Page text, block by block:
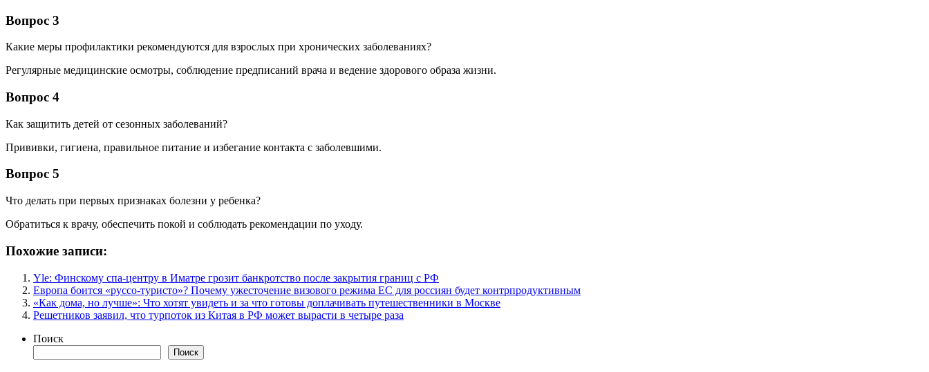
Вопрос 3
Какие меры профилактики рекомендуются для взрослых при хронических заболеваниях?
Регулярные медицинские осмотры, соблюдение предписаний врача и ведение здорового образа жизни.
Вопрос 4
Как защитить детей от сезонных заболеваний?
Прививки, гигиена, правильное питание и избегание контакта с заболевшими.
Вопрос 5
Что делать при первых признаках болезни у ребенка?
Обратиться к врачу, обеспечить покой и соблюдать рекомендации по уходу.
Похожие записи:
Yle: Финскому спа-центру в Иматре грозит банкротство после закрытия границ с РФ
Европа боится «руссо-туристо»? Почему ужесточение визового режима ЕС для россиян будет контрпродуктивным
«Как дома, но лучше»: Что хотят увидеть и за что готовы доплачивать путешественники в Москве
Решетников заявил, что турпоток из Китая в РФ может вырасти в четыре раза
Поиск
Поиск